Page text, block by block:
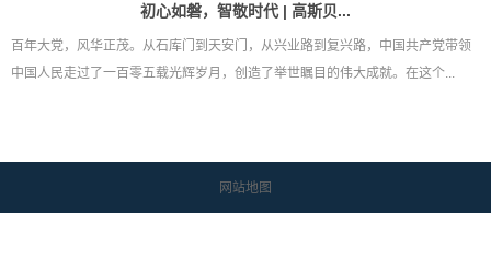
初心如磐，智敬时代 | 高斯贝...
百年大党，风华正茂。从石库门到天安门，从兴业路到复兴路，中国共产党带领
中国人民走过了一百零五载光辉岁月，创造了举世瞩目的伟大成就。在这个...
网站地图